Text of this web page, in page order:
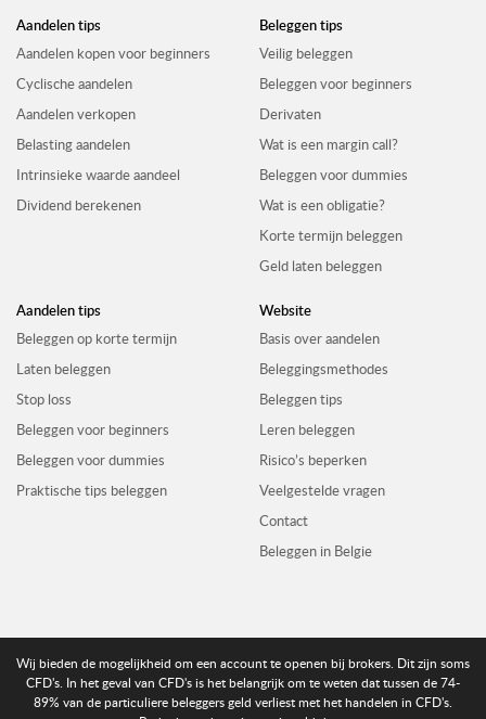
Aandelen tips
Aandelen kopen voor beginners
Cyclische aandelen
Aandelen verkopen
Belasting aandelen
Intrinsieke waarde aandeel
Dividend berekenen
Beleggen tips
Veilig beleggen
Beleggen voor beginners
Derivaten
Wat is een margin call?
Beleggen voor dummies
Wat is een obligatie?
Korte termijn beleggen
Geld laten beleggen
Aandelen tips
Beleggen op korte termijn
Laten beleggen
Stop loss
Beleggen voor beginners
Beleggen voor dummies
Praktische tips beleggen
Website
Basis over aandelen
Beleggingsmethodes
Beleggen tips
Leren beleggen
Risico’s beperken
Veelgestelde vragen
Contact
Beleggen in Belgie
Wij bieden de mogelijkheid om een account te openen bij brokers. Dit zijn soms
CFD's. In het geval van CFD's is het belangrijk om te weten dat tussen de 74-
89% van de particuliere beleggers geld verliest met het handelen in CFD's.